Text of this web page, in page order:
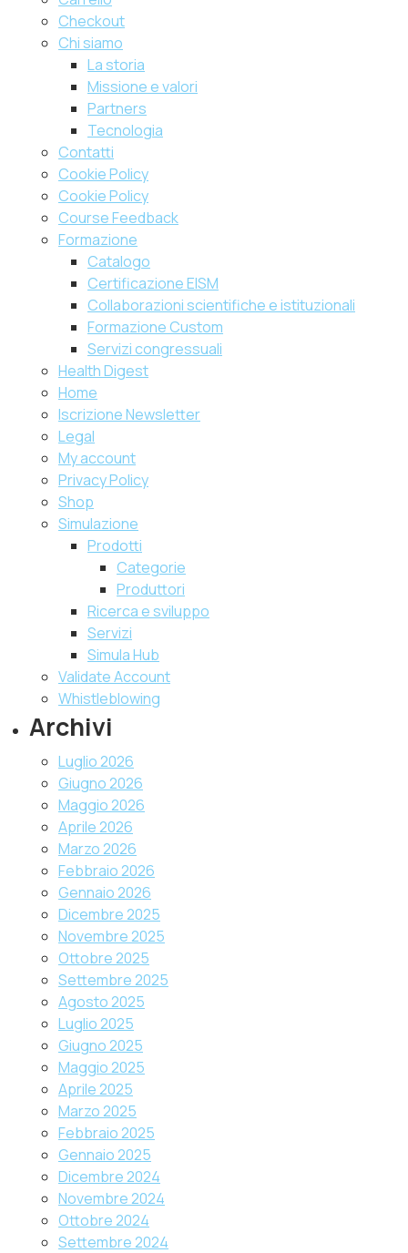
Checkout
Chi siamo
La storia
Missione e valori
Partners
Tecnologia
Contatti
Cookie Policy
Cookie Policy
Course Feedback
Formazione
Catalogo
Certificazione EISM
Collaborazioni scientifiche e istituzionali
Formazione Custom
Servizi congressuali
Health Digest
Home
Iscrizione Newsletter
Legal
My account
Privacy Policy
Shop
Simulazione
Prodotti
Categorie
Produttori
Ricerca e sviluppo
Servizi
Simula Hub
Validate Account
Whistleblowing
Archivi
Luglio 2026
Giugno 2026
Maggio 2026
Aprile 2026
Marzo 2026
Febbraio 2026
Gennaio 2026
Dicembre 2025
Novembre 2025
Ottobre 2025
Settembre 2025
Agosto 2025
Luglio 2025
Giugno 2025
Maggio 2025
Aprile 2025
Marzo 2025
Febbraio 2025
Gennaio 2025
Dicembre 2024
Novembre 2024
Ottobre 2024
Settembre 2024